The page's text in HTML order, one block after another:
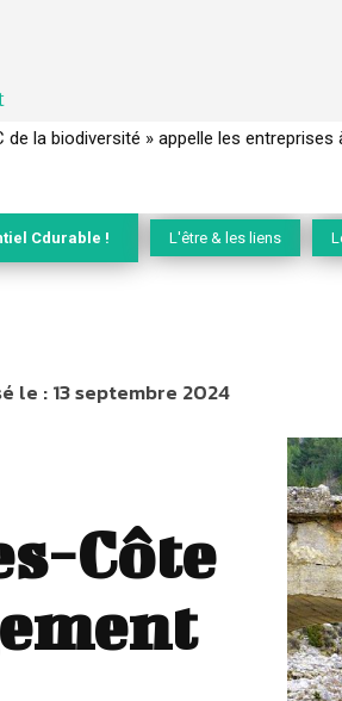
de la biodiversité » appelle les
Cdurable ! L'être & les liens
le :13 septembre 2024
Côte